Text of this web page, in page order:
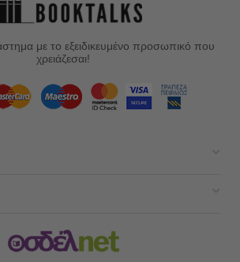
με το εξειδικευμένο προσωπικό που
χρειάζεσαι!